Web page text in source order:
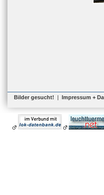
Bilder gesucht! | Impressum +